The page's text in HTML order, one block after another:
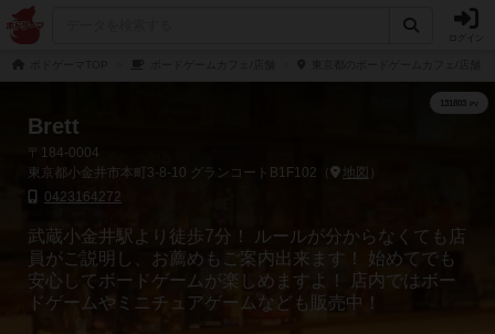
Brett
〒184-0004
東京都小金井市本町3-8-10 グランコートB1F102（
地図 ）
0423164272
武蔵小金井駅より徒歩7分！ ルールが分からなくても店
員がご説明し、お薦めもご案内出来ます！ 始めてでも
安心してボードゲームが楽しめますよ！ 店内ではボー
ドゲームやミニチュアゲームなども販売中！